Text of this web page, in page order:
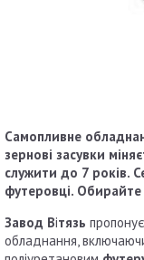
Самопливне
зернові засувки
служити до 7 років.
футеровці.
Завод Вітязь
обладнання,